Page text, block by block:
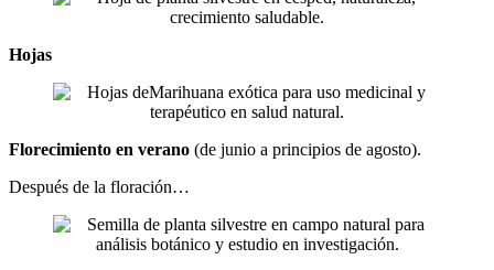
Hojas
Florecimiento en verano (de junio a principios de agosto).
Después de la floración…